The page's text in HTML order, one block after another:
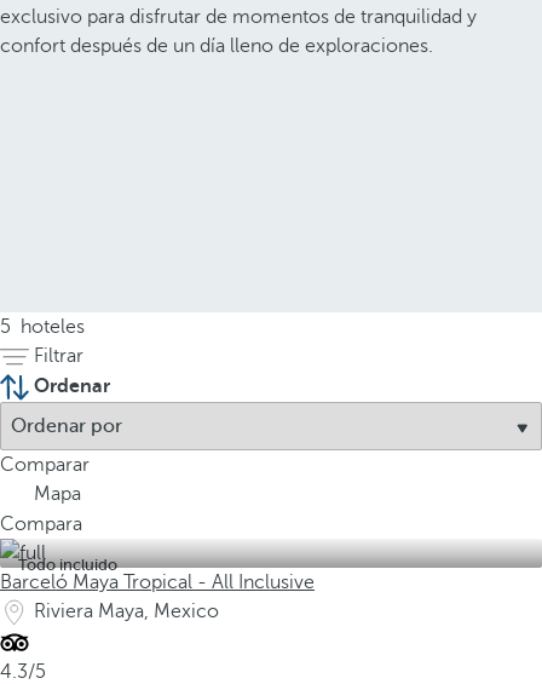
exclusivo para disfrutar de momentos de tranquilidad y
confort después de un día lleno de exploraciones.
5
hoteles
Filtrar
Ordenar
Comparar
Mapa
Compara
Todo incluido
Barceló Maya Tropical - All Inclusive
Riviera Maya, Mexico
4.3/5